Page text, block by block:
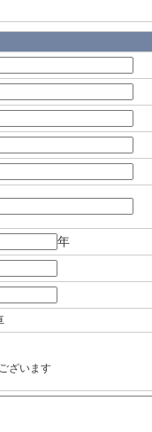
年
ざいます